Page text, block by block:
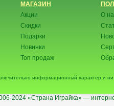
МАГАЗИН
Акции
Скидки
Подарки
Новинки
Топ продаж
О
информационный характер и
2024«Страна Играйка» —